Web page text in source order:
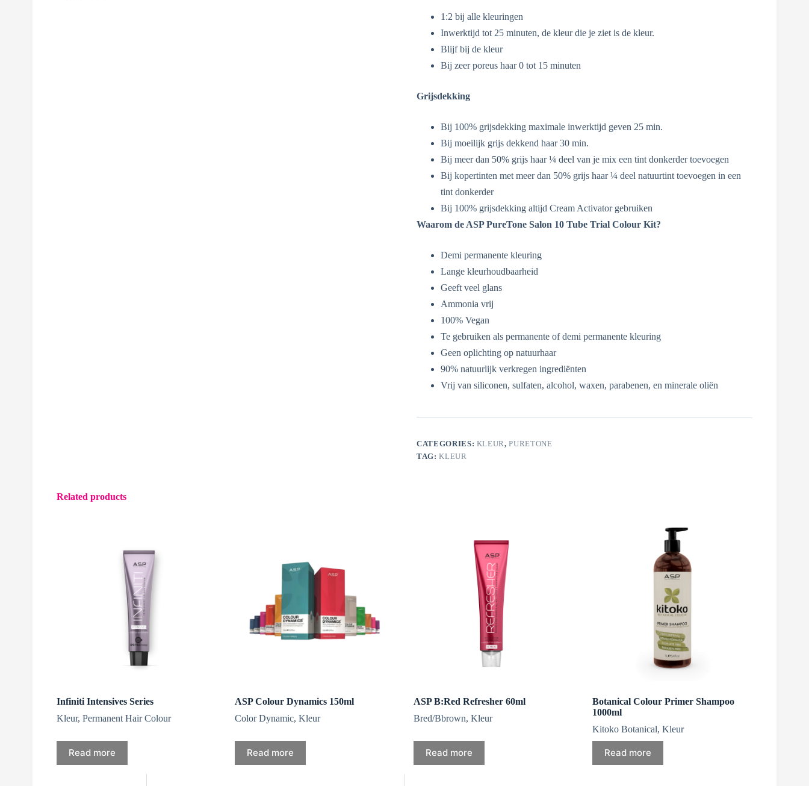
1:2 bij alle kleuringen
Inwerktijd tot 25 minuten, de kleur die je ziet is de kleur.
Blijf bij de kleur
Bij zeer poreus haar 0 tot 15 minuten
Grijsdekking
Bij 100% grijsdekking maximale inwerktijd geven 25 min.
Bij moeilijk grijs dekkend haar 30 min.
Bij meer dan 50% grijs haar ¼ deel van je mix een tint donkerder toevoegen
Bij kopertinten met meer dan 50% grijs haar ¼ deel natuurtint toevoegen in een
tint donkerder
Bij 100% grijsdekking altijd Cream Activator gebruiken
Waarom de ASP PureTone Salon 10 Tube Trial Colour Kit?
Demi permanente kleuring
Lange kleurhoudbaarheid
Geeft veel glans
Ammonia vrij
100% Vegan
Te gebruiken als permanente of demi permanente kleuring
Geen oplichting op natuurhaar
90% natuurlijk verkregen ingrediënten
Vrij van siliconen, sulfaten, alcohol, waxen, parabenen, en minerale oliën
CATEGORIES: KLEUR,PURETONE
TAG:KLEUR
Related products
Infiniti Intensives Series
Kleur, Permanent Hair Colour
Read more
ASP Colour Dynamics 150ml
Color Dynamic,Kleur
Read more
ASP B:Red Refresher 60ml
Bred/Bbrown, Kleur
Read more
Botanical Colour Primer Shampoo
1000ml
Kitoko Botanical, Kleur
Read more